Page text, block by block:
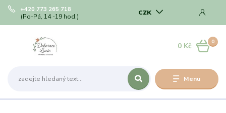
Menu
CZK
+420 773 265 718
(Po-Pá, 14 -19 hod.)
0
0 Kč